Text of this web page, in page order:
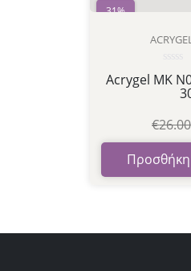
31%
Acrygel MK
€26.00
Προσθήκη
με
5